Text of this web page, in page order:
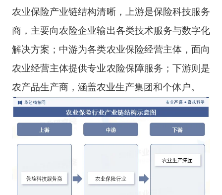
农业保险产业链结构清晰，上游是保险科技服务
商，主要向农险企业输出各类技术服务与数字化
解决方案；中游为各类农业保险经营主体，面向
农业经营主体提供专业农险保障服务；下游则是
农产品生产商，涵盖农业生产集团和个体户。